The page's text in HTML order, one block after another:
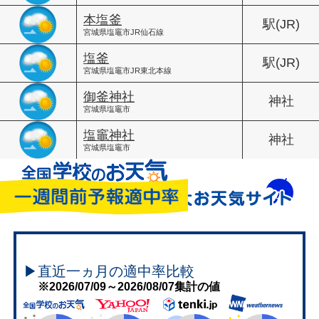
本塩釜
宮城県塩竈市JR仙石線
駅(JR)
塩釜
宮城県塩竈市JR東北本線
駅(JR)
御釜神社
宮城県塩竈市
神社
塩竈神社
宮城県塩竈市
神社
▶直近一ヵ月の適中率比較
※2026/07/09～2026/08/07集計の値